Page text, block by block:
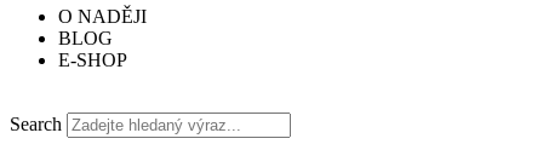
O NADĚJI
BLOG
E-SHOP
Search